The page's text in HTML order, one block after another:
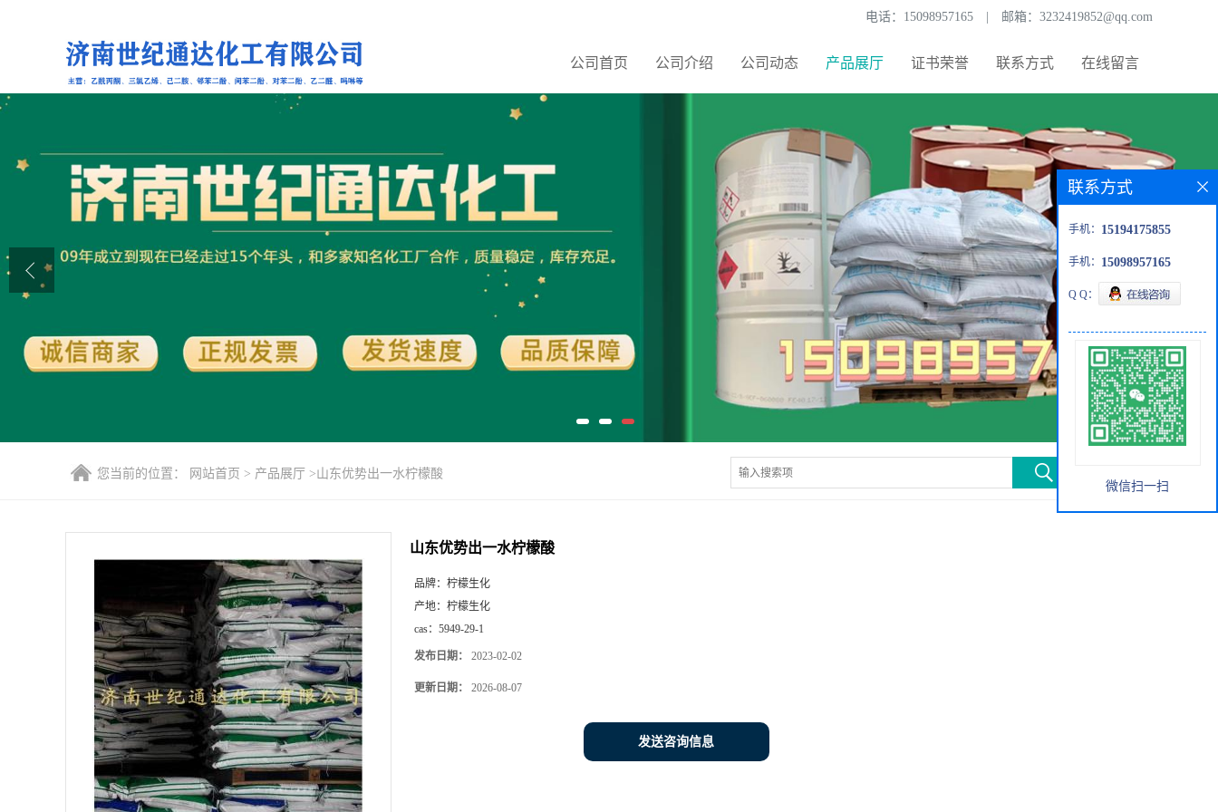
电话： 15098957165 邮箱： 3232419852@qq.com
公司首页 公司介绍 公司动态 产品展厅 证书荣誉 联系方式 在线留言
公司首页
产品展厅
联系方式
您当前的位置： 网站首页 > 产品展厅 >山东优势出一水柠檬酸
山东优势出一水柠檬酸
品牌： 柠檬生化
产地： 柠檬生化
cas： 5949-29-1
发布日期： 2023-02-02
更新日期： 2026-08-07
发送咨询信息
联系方式
手机： 15194175855
手机： 15098957165
Q Q：
微信扫一扫